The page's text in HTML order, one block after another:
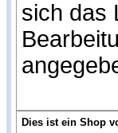
sich das
Dies ist ein Shop